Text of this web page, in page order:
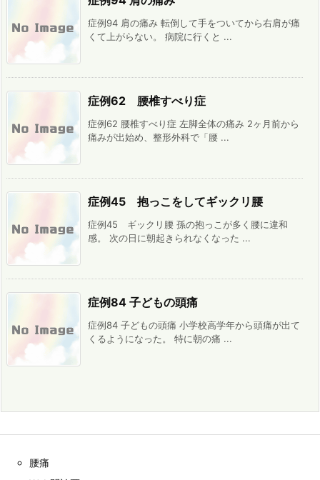
症例94 肩の痛み 転倒して手をついてから右肩が痛
くて上がらない。 病院に行くと ...
症例62 腰椎すべり症
症例62 腰椎すべり症 左脚全体の痛み 2ヶ月前から
痛みが出始め、整形外科で「腰 ...
症例45 抱っこをしてギックリ腰
症例45 ギックリ腰 孫の抱っこが多く腰に違和
感。 次の日に朝起きられなくなった ...
症例84 子どもの頭痛
症例84 子どもの頭痛 小学校高学年から頭痛が出て
くるようになった。 特に朝の痛 ...
腰痛